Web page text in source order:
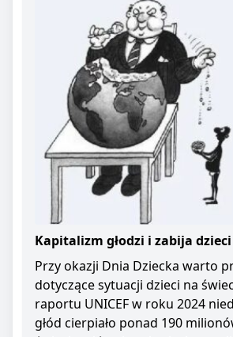
Kapitalizm głodzi i zabija dzieci
Przy okazji Dnia Dziecka warto
dotyczące sytuacji dzieci na
raportu UNICEF w roku 2024
głód cierpiało ponad 190